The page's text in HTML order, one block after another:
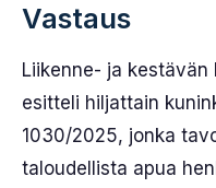
Vastaus
Liikenne- ja
esitteli hiljattain
1030/2025, jonka
taloudellista apua